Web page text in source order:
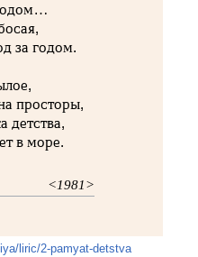
за годом.
просторы,
детства,
в море.
<1981>
liric/2-pamyat-detstva